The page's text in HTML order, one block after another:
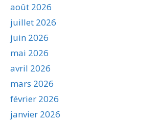
août 2026
juillet 2026
juin 2026
mai 2026
avril 2026
mars 2026
février 2026
janvier 2026